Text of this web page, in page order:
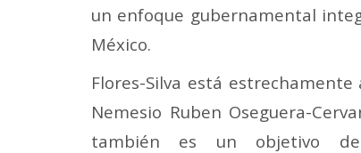
un enfoque gubernamental
México.
Flores-Silva está
Nemesio Ruben Oseguera-
también es un objetivo